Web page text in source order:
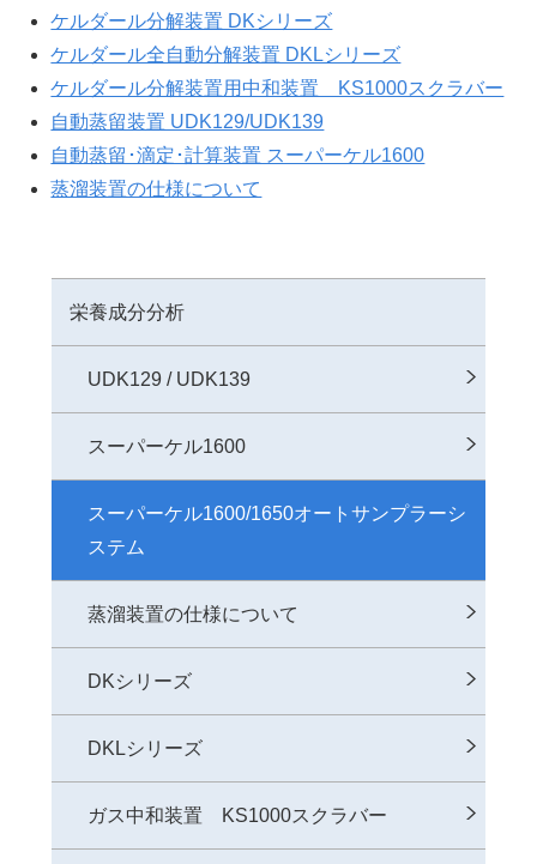
ケルダール分解装置 DKシリーズ
ケルダール全⾃動分解装置 DKLシリーズ
ケルダール分解装置⽤中和装置 KS1000スクラバー
自動蒸留装置 UDK129/UDK139
自動蒸留･滴定･計算装置 スーパーケル1600
蒸溜装置の仕様について
栄養成分分析
UDK129 / UDK139
スーパーケル1600
スーパーケル1600/1650オートサンプラーシ
ステム
蒸溜装置の仕様について
DKシリーズ
DKLシリーズ
ガス中和装置 KS1000スクラバー